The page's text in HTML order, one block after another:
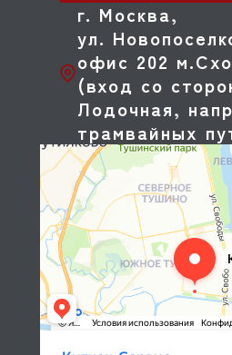
г. Москва,
ул.
офис 202
(вход со
Лодочная,
трамвайных